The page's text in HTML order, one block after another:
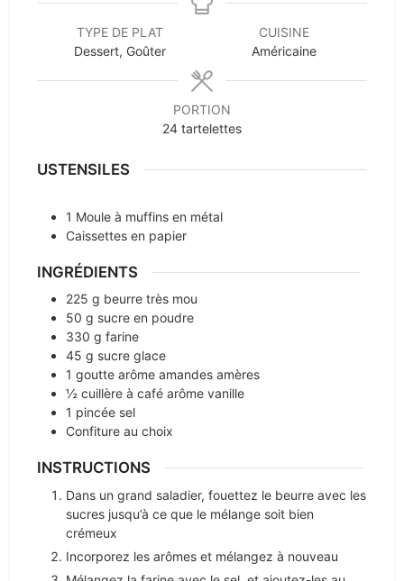
TYPE DE PLAT
Dessert, Goûter
CUISINE
Américaine
PORTION
24 tartelettes
USTENSILES
1 Moule à muffins en métal
Caissettes en papier
INGRÉDIENTS
225 g beurre très mou
50 g sucre en poudre
330 g farine
45 g sucre glace
1 gouttearôme amandes amères
½ cuillère à café arôme vanille
1 pincée sel
Confiture au choix
INSTRUCTIONS
Dans un grand saladier, fouettez le beurre avec les
sucres jusqu’à ce que le mélange soit bien
crémeux
Incorporez les arômes et mélangez à nouveau